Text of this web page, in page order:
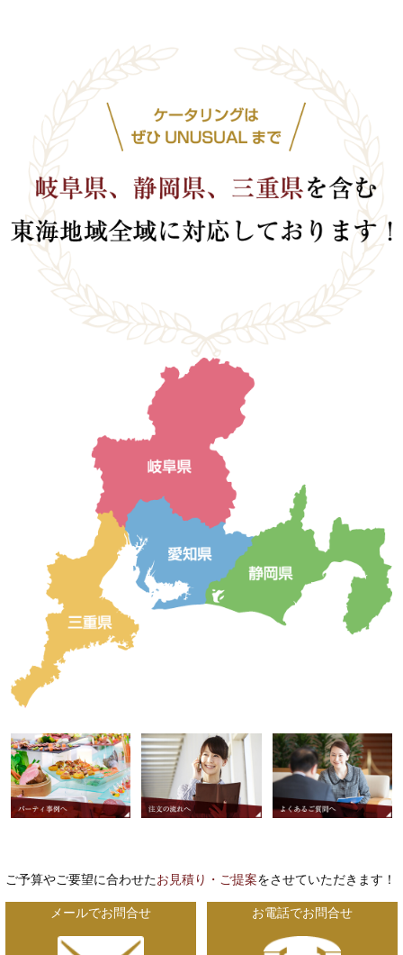
ご予算やご要望に合わせたお見積り・ご提案をさせていただきます！
メールでお問合せ お電話でお問合せ